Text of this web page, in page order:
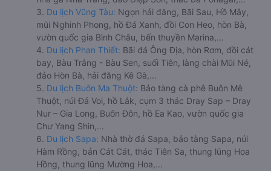
3. Du lịch Vũng Tàu: Ngọn hải đăng, Bãi Sau, Hồ Mây,
mũi Nghinh Phong, hồ Đá Xanh, đồi Con Heo, hòn Bà,
vườn quốc gia Bình Châu, bến thuyền Marina,...
4. Du lịch Phan Thiết: Bãi đá Ông Địa, hòn Rơm, đồi cát
bay, Bàu Trắng - Bàu Sen, suối Tiên, làng chài Mũi Né,
đảo Hòn Bà, hải đăng Kê Gà,...
5. Du lịch Buôn Ma Thuột: Bảo tàng cà phê Buôn Mê
Thuột, núi Đá Voi, hồ Lắk, cụm 3 thác Dray Sap – Dray
Nur – Gia Long, Buôn Đôn, hồ Ea Kao, vườn quốc gia
Chư Yang Shin,...
6. Du lịch Sapa: Nhà thờ đá Sapa, bảo tàng Sapa, núi
Hàm Rồng, bản Cát Cát, thác Tiên Sa, thung lũng Hoa
Hồng, thung lũng Mường Hoa,...